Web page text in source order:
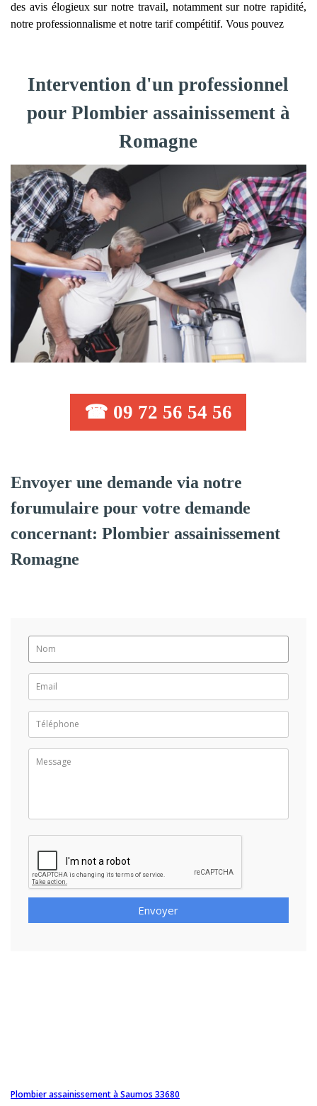
des avis élogieux sur notre travail, notamment sur notre rapidité,
notre professionnalisme et notre tarif compétitif. Vous pouvez
Intervention d'un professionnel
pour Plombier assainissement à
Romagne
☎ 09 72 56 54 56
Envoyer une demande via notre
forumulaire pour votre demande
concernant: Plombier assainissement
Romagne
Envoyer
Plombier assainissement à Saumos 33680